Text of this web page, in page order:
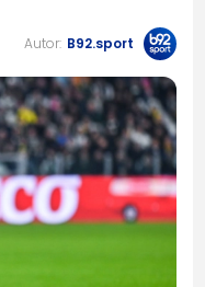
Autor: B92.sport